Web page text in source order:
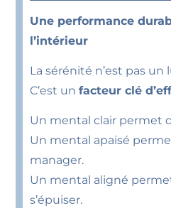
Une performance
l’intérieur
La sérénité n’est pas
C’est unfacteur clé
Un mental clair permet
Un mental apaisé
manager.
Un mental aligné
s’épuiser.